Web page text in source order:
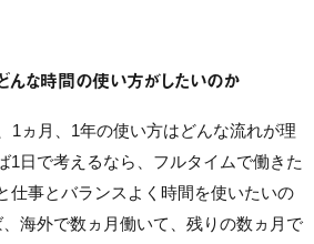
んな時間の使い方がしたいのか
1ヵ月、1年の使い方はどんな流れが理
1日で考えるなら、フルタイムで働きた
仕事とバランスよく時間を使いたいの
海外で数ヵ月働いて、残りの数ヵ月で